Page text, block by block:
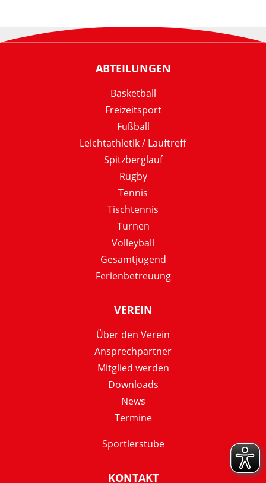
ABTEILUNGEN
Basketball
Freizeitsport
Fußball
Leichtathletik / Lauftreff
Spitzberglauf
Rugby
Tennis
Tischtennis
Turnen
Volleyball
Gesamtjugend
Ferienbetreuung
VEREIN
Über den Verein
Ansprechpartner
Mitglied werden
Downloads
News
Termine
Sportlerstube
KONTAKT